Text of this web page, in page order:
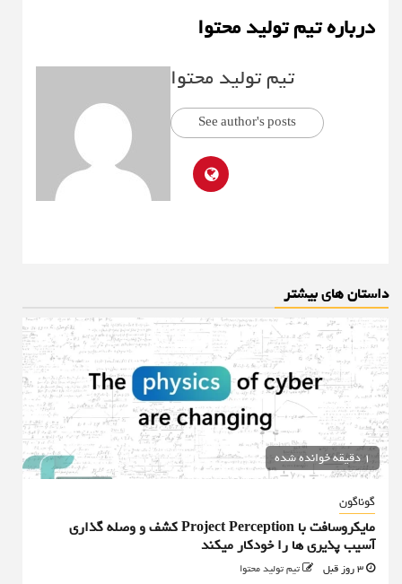
درباره تیم تولید محتوا
تیم تولید محتوا
See author's posts
داستان های بیشتر
1 دقیقه خوانده شده
گوناگون
مایکروسافت با Project Perception کشف و وصله گذاری
آسیب پذیری ها را خودکار میکند
تیم تولید محتوا